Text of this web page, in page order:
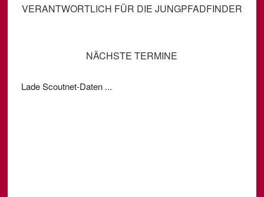
VERANTWORTLICH FÜR DIE JUNGPFADFINDER
NÄCHSTE TERMINE
Lade Scoutnet-Daten ...